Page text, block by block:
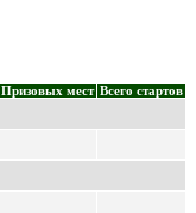
Призовых мест Всего стартов